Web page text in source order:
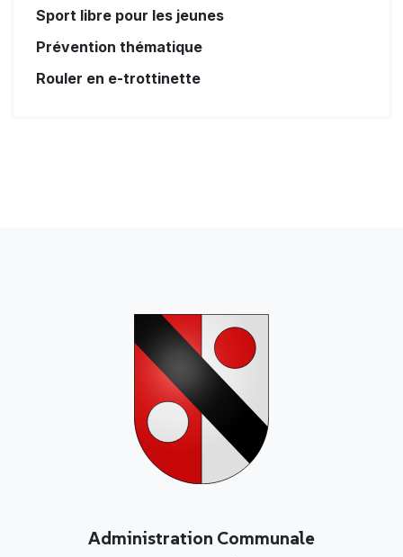
Sport libre pour les jeunes
Prévention thématique
Rouler en e-trottinette
Administration Communale